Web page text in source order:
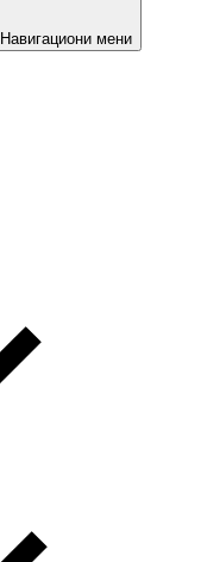
Навигациони мени